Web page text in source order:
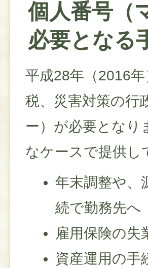
個人番号（
必要となる
平成28年（2016
税、災害対策の行
ー）が必要となり
なケースで提供し
年末調整や、
続で勤務先へ
雇用保険の失
資産運用の手